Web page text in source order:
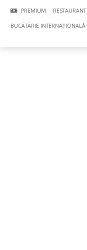
PREMIUM RESTAURANT
BUCÃTÃRIE INTERNAȚIONALĂ